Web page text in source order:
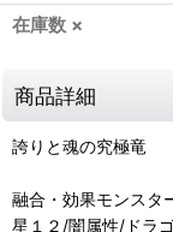
在庫数 ×
商品詳細
誇りと魂の究極竜
融合・効果モンスタ
星１２/闇属性/ドラ